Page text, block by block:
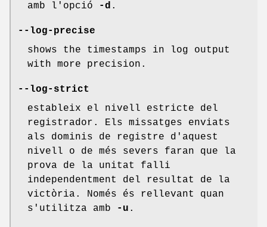
amb l'opció
-d .
--log-precise
shows the timestamps in log output
with more precision.
--log-strict
estableix el nivell estricte del
registrador. Els missatges enviats
als dominis de registre d'aquest
nivell o de més severs faran que la
prova de la unitat falli
independentment del resultat de la
victòria. Només és rellevant quan
s'utilitza amb
-u .